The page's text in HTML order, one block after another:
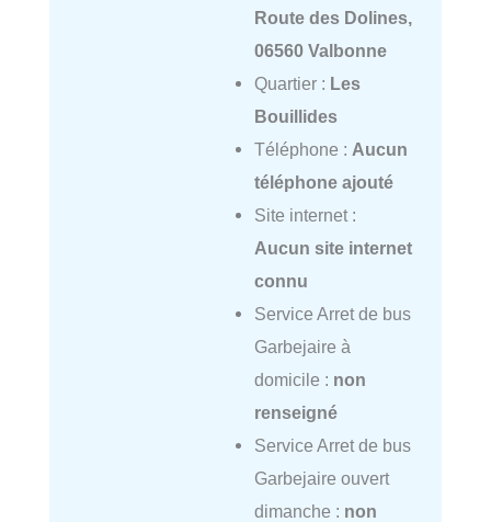
Route des Dolines,
06560 Valbonne
Quartier : Les
Bouillides
Téléphone : Aucun
téléphone ajouté
Site internet :
Aucun site internet
connu
Service Arret de bus
Garbejaire à
domicile : non
renseigné
Service Arret de bus
Garbejaire ouvert
dimanche : non